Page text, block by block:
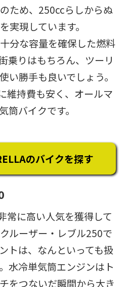
ため、250ccらしからぬ
実現しています。
分な容量を確保した燃料
乗りはもちろん、ツーリ
い勝手も良いでしょう。
維持費も安く、オールマ
筒バイクです。
のバイクを探す
常に高い人気を獲得して
ルーザー・レブル250で
トは、なんといっても扱
水冷単気筒エンジンはト
をつないだ瞬間から大き